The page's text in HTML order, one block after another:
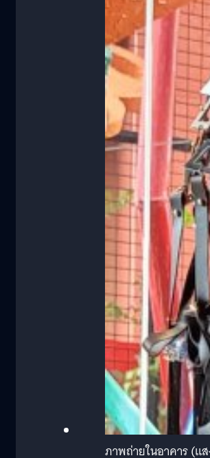
ภาพถ่ายในอาคาร (แ